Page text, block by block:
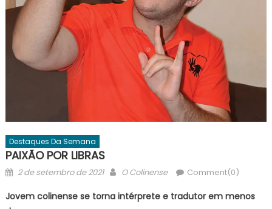
Destaques Da Semana
PAIXÃO POR LIBRAS
Posted
2 de setembro de 2021 Author
O Colinense Comment(0)
Jovem colinense se torna intérprete e tradutor em menos